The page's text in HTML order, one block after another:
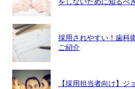
をしないために知るべ
採用されやすい！歯科
ご紹介
【採用担当者向け】ジ